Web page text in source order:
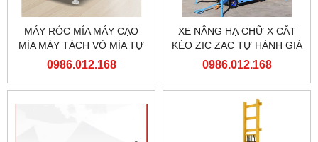
MÁY RÓC MÍA MÁY CẠO
MÍA MÁY TÁCH VỎ MÍA TỰ
ĐỘNG
0986.012.168
XE NÂNG HẠ CHỮ X CẮT
KÉO ZIC ZAC TỰ HÀNH GIÁ
RẺ
0986.012.168